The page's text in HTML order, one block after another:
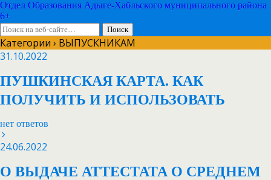
Отдел Образования Адыге-Хабльского муниципального района
6+
Категории › ВЫПУСКНИКАМ
31.10.2022
ПУШКИНСКАЯ КАРТА. КАК
ПОЛУЧИТЬ И ИСПОЛЬЗОВАТЬ
нет ответов
24.06.2022
О ВЫДАЧЕ АТТЕСТАТА О СРЕДНЕМ